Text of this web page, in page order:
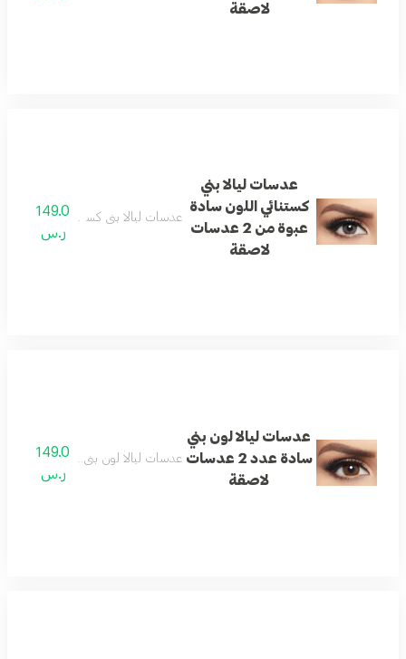
لاصقة
عدسات ليالا بني
كستنائي اللون سادة
عبوة من 2 عدسات
لاصقة
عدسات ليالا بني كستنائي اللون سادة عبوة من 2
149.0
ر.س
عدسات ليالا لون بني
سادة عدد 2 عدسات
لاصقة
عدسات ليالا لون بني سادة عدد 2 عدسات لاصقة
149.0
ر.س